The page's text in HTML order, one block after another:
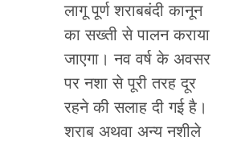
लागू पूर्ण शराबबंदी कानून
का सख्ती से पालन कराया
जाएगा। नव वर्ष के अवसर
पर नशा से पूरी तरह दूर
रहने की सलाह दी गई है।
शराब अथवा अन्य नशीले